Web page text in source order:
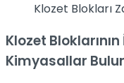
Klozet Blokları
Klozet
Kimyasallar